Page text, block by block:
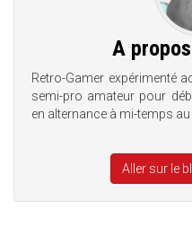
A
Retro-Gamer expérimenté
semi-pro amateur pour
en alternance à mi-temps
Aller sur le